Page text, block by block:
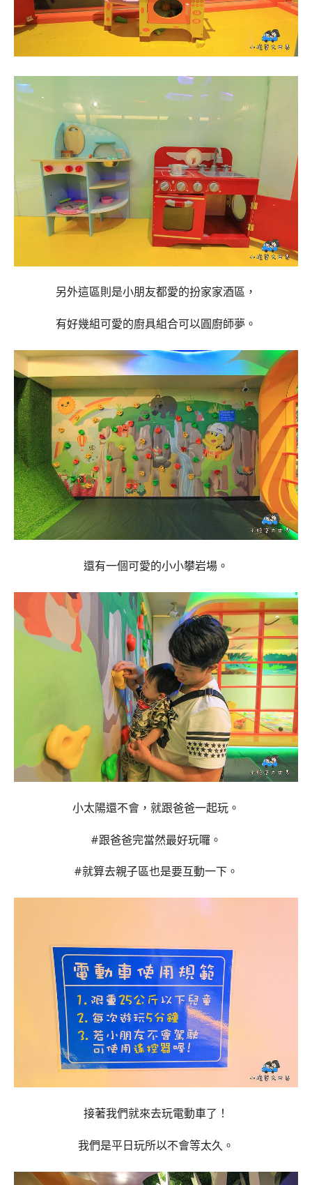
另外這區則是小朋友都愛的扮家家酒區，
有好幾組可愛的廚具組合可以圓廚師夢。
還有一個可愛的小小攀岩場。
小太陽還不會，就跟爸爸一起玩。
#跟爸爸完當然最好玩囉。
#就算去親子區也是要互動一下。
接著我們就來去玩電動車了！
我們是平日玩所以不會等太久。